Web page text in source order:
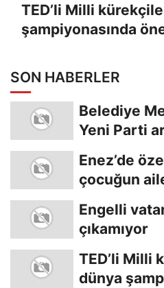
TED’li Milli
şampiyonasında
SON HABERLER
Belediye
Yeni Parti
Enez’de
çocuğun
Engelli
çıkamıyor
TED’li Milli
dünya